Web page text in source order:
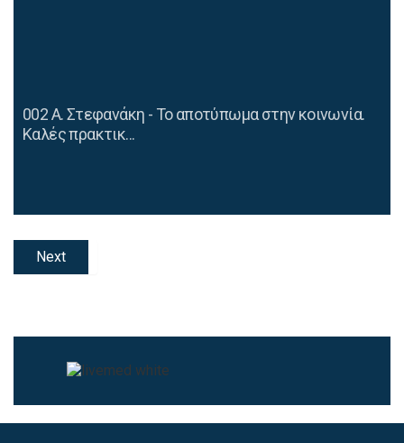
002 Α. Στεφανάκη - Το αποτύπωμα στην κοινωνία.
Καλές πρακτικ...
Next